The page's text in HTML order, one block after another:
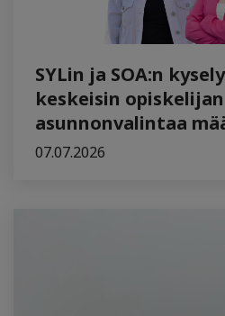
SYLin ja SOA:n
keskeisin opiskelijan
asunnonvalintaa
07.07.2026